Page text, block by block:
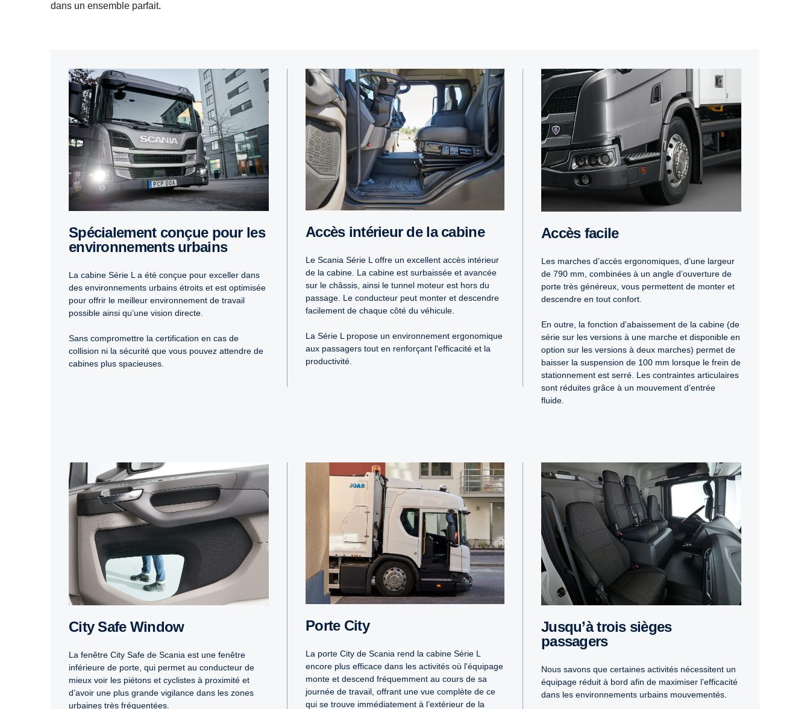
dans un ensemble parfait.
Spécialement conçue pour les
environnements urbains
La cabine Série L a été conçue pour exceller dans
des environnements urbains étroits et est optimisée
pour offrir le meilleur environnement de travail
possible ainsi qu’une vision directe.
Sans compromettre la certification en cas de
collision ni la sécurité que vous pouvez attendre de
cabines plus spacieuses.
Accès intérieur de la cabine
Le Scania Série L offre un excellent accès intérieur
de la cabine. La cabine est surbaissée et avancée
sur le châssis, ainsi le tunnel moteur est hors du
passage. Le conducteur peut monter et descendre
facilement de chaque côté du véhicule.
La Série L propose un environnement ergonomique
aux passagers tout en renforçant l'efficacité et la
productivité.
Accès facile
Les marches d’accès ergonomiques, d’une largeur
de 790 mm, combinées à un angle d’ouverture de
porte très généreux, vous permettent de monter et
descendre en tout confort.
En outre, la fonction d'abaissement de la cabine (de
série sur les versions à une marche et disponible en
option sur les versions à deux marches) permet de
baisser la suspension de 100 mm lorsque le frein de
stationnement est serré. Les contraintes articulaires
sont réduites grâce à un mouvement d’entrée
fluide.
City Safe Window
La fenêtre City Safe de Scania est une fenêtre
inférieure de porte, qui permet au conducteur de
mieux voir les piétons et cyclistes à proximité et
d’avoir une plus grande vigilance dans les zones
urbaines très fréquentées.
Porte City
La porte City de Scania rend la cabine Série L
encore plus efficace dans les activités où l'équipage
monte et descend fréquemment au cours de sa
journée de travail, offrant une vue complète de ce
qui se trouve immédiatement à l’extérieur de la
Jusqu’à trois sièges
passagers
Nous savons que certaines activités nécessitent un
équipage réduit à bord afin de maximiser l’efficacité
dans les environnements urbains mouvementés.